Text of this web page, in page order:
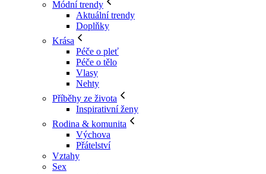
Módní trendy
Aktuální trendy
Doplňky
Krása
Péče o pleť
Péče o tělo
Vlasy
Nehty
Příběhy ze života
Inspirativní ženy
Rodina & komunita
Výchova
Přátelství
Vztahy
Sex